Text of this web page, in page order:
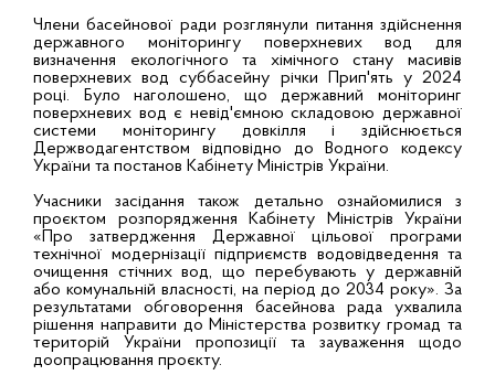
Члени басейнової ради розглянули питання здійснення
державного моніторингу поверхневих вод для
визначення екологічного та хімічного стану масивів
поверхневих вод суббасейну річки Прип'ять у 2024
році. Було наголошено, що державний моніторинг
поверхневих вод є невід'ємною складовою державної
системи моніторингу довкілля і здійснюється
Держводагентством відповідно до Водного кодексу
України та постанов Кабінету Міністрів України.
Учасники засідання також детально ознайомилися з
проєктом розпорядження Кабінету Міністрів України
«Про затвердження Державної цільової програми
технічної модернізації підприємств водовідведення та
очищення стічних вод, що перебувають у державній
або комунальній власності, на період до 2034 року». За
результатами обговорення басейнова рада ухвалила
рішення направити до Міністерства розвитку громад та
територій України пропозиції та зауваження щодо
доопрацювання проєкту.